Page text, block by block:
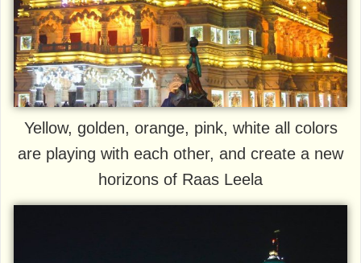
Yellow, golden, orange, pink, white all colors
are playing with each other, and create a new
horizons of Raas Leela